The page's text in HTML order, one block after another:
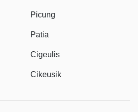
Picung
Patia
Cigeulis
Cikeusik